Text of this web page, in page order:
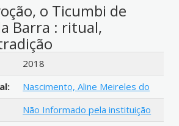
o Ticumbi de
Barra : ritual,
2018
Nascimento, Aline Meireles do
Não Informado pela instituição